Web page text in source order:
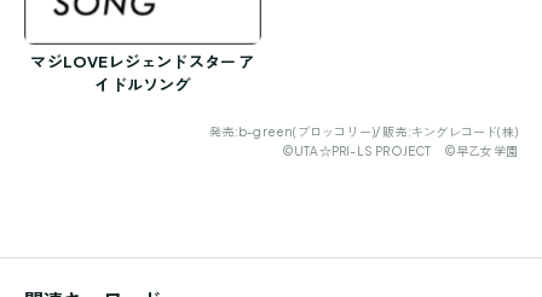
マジLOVEレジェンドスター ア
イドルソング
発売:b-green(ブロッコリー)/ 販売:キングレコード(株)
©UTA☆PRI-LS PROJECT ©早乙女学園